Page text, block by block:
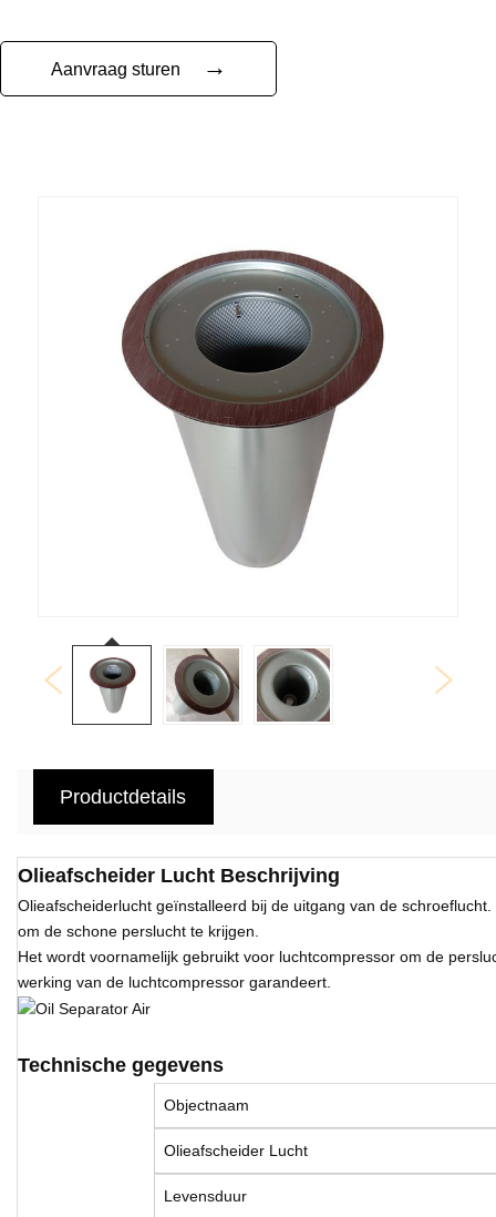
Aanvraag sturen →
Productdetails
Olieafscheider Lucht Beschrijving
Olieafscheiderlucht geïnstalleerd bij de uitgang van de
om de schone perslucht te krijgen.
Het wordt voornamelijk gebruikt voor luchtcompressor om de
werking van de luchtcompressor garandeert.
Technische gegevens
Objectnaam
Olieafscheider Lucht
Levensduur